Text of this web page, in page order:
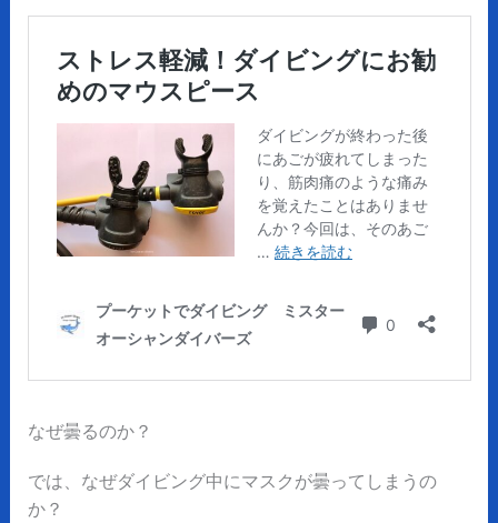
なぜ曇るのか？
では、なぜダイビング中にマスクが曇ってしまうの
か？